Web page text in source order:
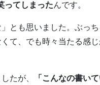
ってしまったんです。
とも思いました。ぶっ
て、でも時々当たる感
たが、
「こんなの書い